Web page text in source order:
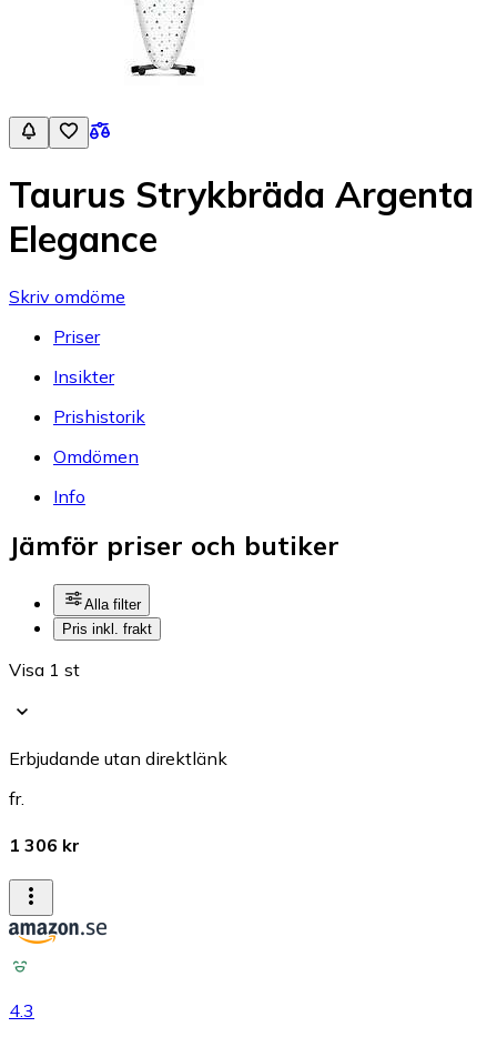
Taurus Strykbräda Argenta
Elegance
Skriv omdöme
Priser
Insikter
Prishistorik
Omdömen
Info
Jämför priser och butiker
Alla filter
Pris inkl. frakt
Visa 1 st
Erbjudande utan direktlänk
fr.
1 306 kr
4.3